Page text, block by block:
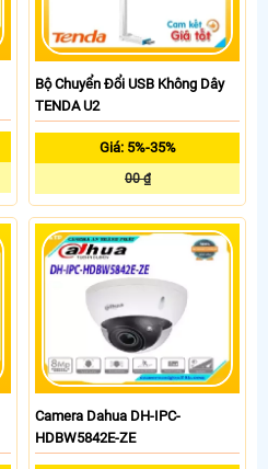
Bộ Chuyển Đổi USB Không Dây
TENDA U2
Giá: 5%-35%
00 ₫
Camera Dahua DH-IPC-
HDBW5842E-ZE